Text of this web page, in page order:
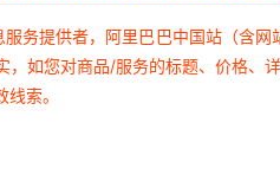
务提供者，阿里巴巴中国站（含
如您对商品/服务的标题、价格
索。